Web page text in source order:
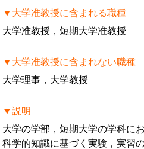
▼大学准教授に含まれる職種
大学准教授，短期大学准教授
▼大学准教授に含まれない職種
大学理事，大学教授
▼説明
大学の学部，短期大学の学科に
科学的知識に基づく実験，実習